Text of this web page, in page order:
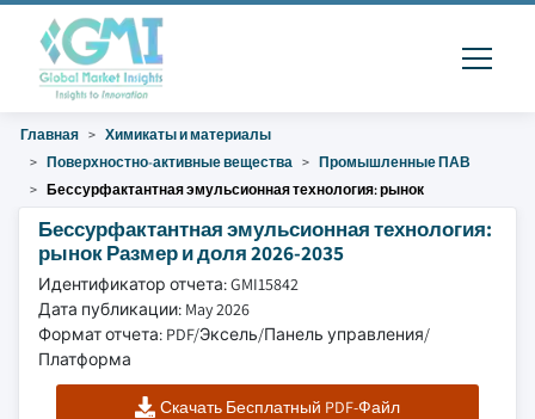
Главная
Химикаты и материалы
Поверхностно-активные вещества
Промышленные ПАВ
Бессурфактантная эмульсионная технология: рынок
Бессурфактантная эмульсионная технология:
рынок Размер и доля 2026-2035
Идентификатор отчета: GMI15842
Дата публикации: May 2026
Формат отчета: PDF/Эксель/Панель управления/
Платформа
Скачать Бесплатный PDF-Файл